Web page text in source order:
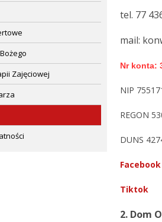
tel. 77
mail:
Nr konta:
NIP
REGON
DUNS
Facebook
Tiktok
2. Dom
Zajęciowej